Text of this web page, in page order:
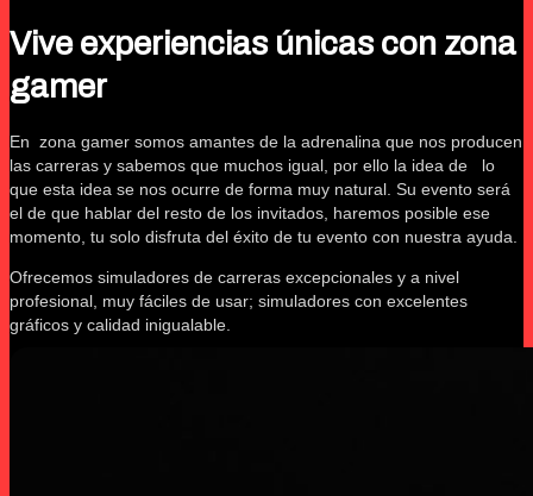
Vive experiencias únicas con zona
gamer
En zona gamer somos amantes de la adrenalina que nos producen
las carreras y sabemos que muchos igual, por ello la idea de lo
que esta idea se nos ocurre de forma muy natural. Su evento será
el de que hablar del resto de los invitados, haremos posible ese
momento, tu solo disfruta del éxito de tu evento con nuestra ayuda.
Ofrecemos simuladores de carreras excepcionales y a nivel
profesional, muy fáciles de usar; simuladores con excelentes
gráficos y calidad inigualable.